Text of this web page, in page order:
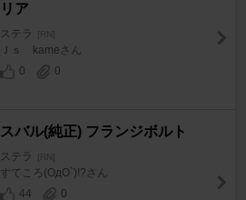
リア
ステラ [RN]
Ｊｓ kameさん
0
0
スバル(純正) フランジボルト
ステラ [RN]
すてころ(OдO`)!?さん
44
0